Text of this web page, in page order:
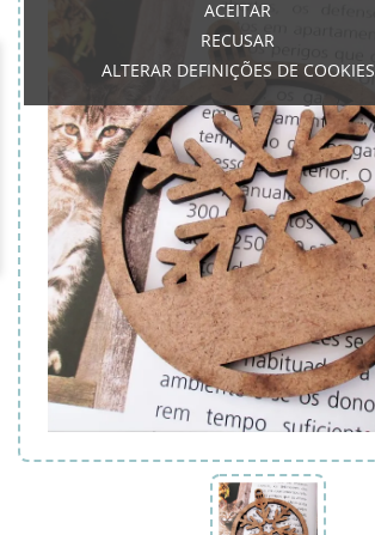
ACEITAR
RECUSAR
ALTERAR DEFINIÇÕES DE COOKIES